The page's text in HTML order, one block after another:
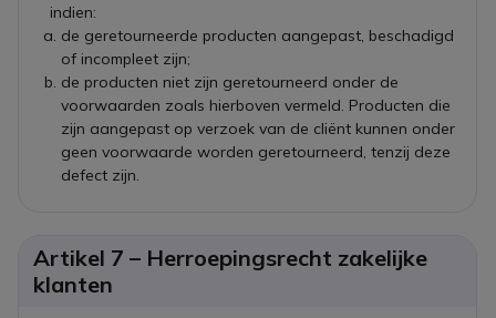
indien:
de geretourneerde producten aangepast, beschadigd
of incompleet zijn;
de producten niet zijn geretourneerd onder de
voorwaarden zoals hierboven vermeld. Producten die
zijn aangepast op verzoek van de cliënt kunnen onder
geen voorwaarde worden geretourneerd, tenzij deze
defect zijn.
Artikel 7 – Herroepingsrecht zakelijke
klanten